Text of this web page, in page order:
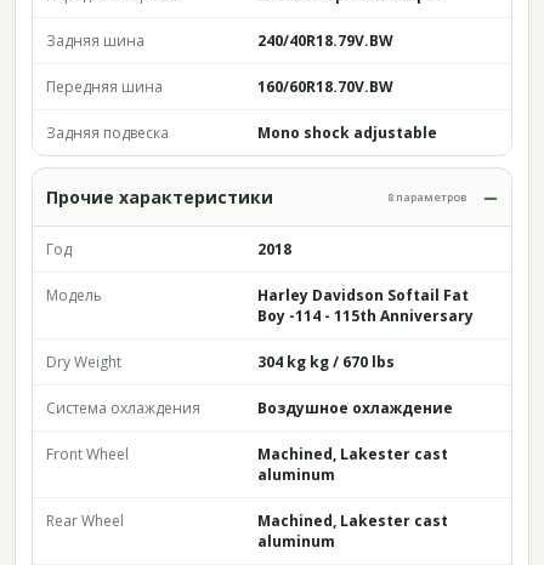
Задняя шина 240/40R18.79V.BW
Передняя шина 160/60R18.70V.BW
Задняя подвеска Mono shock adjustable
Прочие характеристики 8 параметров
Год 2018
Модель
Harley Davidson Softail Fat
Boy -114 - 115th Anniversary
Dry Weight 304 kg kg / 670 lbs
Система охлаждения Воздушное охлаждение
Front Wheel
Machined, Lakester cast
aluminum
Rear Wheel
Machined, Lakester cast
aluminum